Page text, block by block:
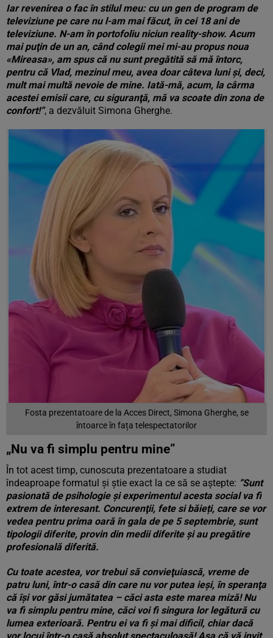
Iar revenirea o fac în stilul meu: cu un gen de program de
televiziune pe care nu l-am mai făcut, în cei 18 ani de
televiziune. N-am în portofoliu niciun reality-show. Acum
mai puţin de un an, când colegii mei mi-au propus noua
«Mireasa», am spus că nu sunt pregătită să mă întorc,
pentru că Vlad, mezinul meu, avea doar câteva luni şi, deci,
mult mai multă nevoie de mine. Iată-mă, acum, la cârma
acestei emisii care, cu siguranţă, mă va scoate din zona de
confort!”, a dezvăluit Simona Gherghe.
Fosta prezentatoare de la Acces Direct, Simona Gherghe, se
întoarce în fața telespectatorilor
„Nu va fi simplu pentru mine”
În tot acest timp, cunoscuta prezentatoare a studiat
îndeaproape formatul şi ştie exact la ce să se aştepte: “Sunt
pasionată de psihologie şi experimentul acesta social va fi
extrem de interesant. Concurenţii, fete si băieți, care se vor
vedea pentru prima oară în gala de pe 5 septembrie, sunt
tipologii diferite, provin din medii diferite şi au pregătire
profesională diferită.
Cu toate acestea, vor trebui să convieţuiască, vreme de
patru luni, într-o casă din care nu vor putea ieşi, în speranţa
că îşi vor găsi jumătatea – căci asta este marea miză! Nu
va fi simplu pentru mine, căci voi fi singura lor legătură cu
lumea exterioară. Pentru ei va fi şi mai dificil, chiar dacă